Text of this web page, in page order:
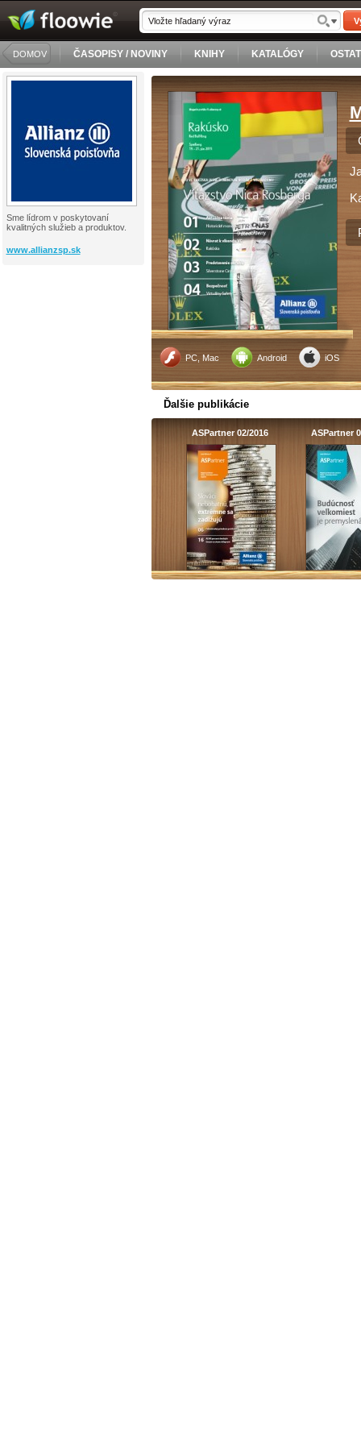
DOMOV ČASOPISY / NOVINY KNIHY KATALÓGY
Sme lídrom v poskytovaní
kvalitných služieb a produktov.
www.allianzsp.sk
PC, Mac Android iOS
Ďalšie publikácie
ASPartner 02/2016 ASPartner